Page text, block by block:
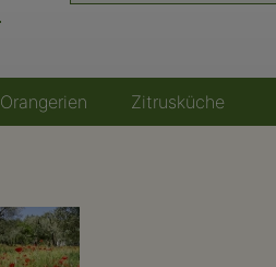
Orangerien Zitrusküche